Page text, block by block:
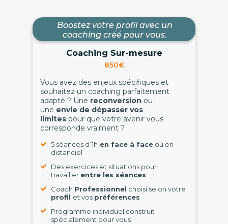
Boostez votre profil avec un
coaching créé pour vous.
Coaching Sur-mesure
850€
Vous avez des enjeux spécifiques et
souhaitez un coaching parfaitement
adapté ? Une reconversion ou
une envie de dépasser vos
limites pour que votre avenir vous
corresponde vraiment ?
5 séances d’1h en face à face ou en
distanciel
Des exercices et situations pour
travailler entre les séances
Coach Professionnel choisi selon votre
profil et vos préférences
Programme individuel construit
spécialement pour vous